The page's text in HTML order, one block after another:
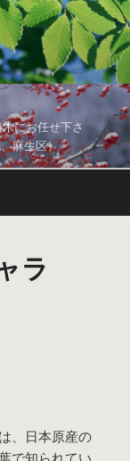
にお任せ下さ
麻生区）
ラ
、日本原産の
で知られてい